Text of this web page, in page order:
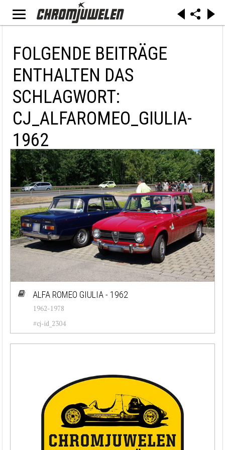
FOLGENDE BEITRÄGE
ENTHALTEN DAS
SCHLAGWORT:
CJ_ALFAROMEO_GIULIA-
1962
ALFA ROMEO GIULIA - 1962
1962-1978
#cj-id_2304